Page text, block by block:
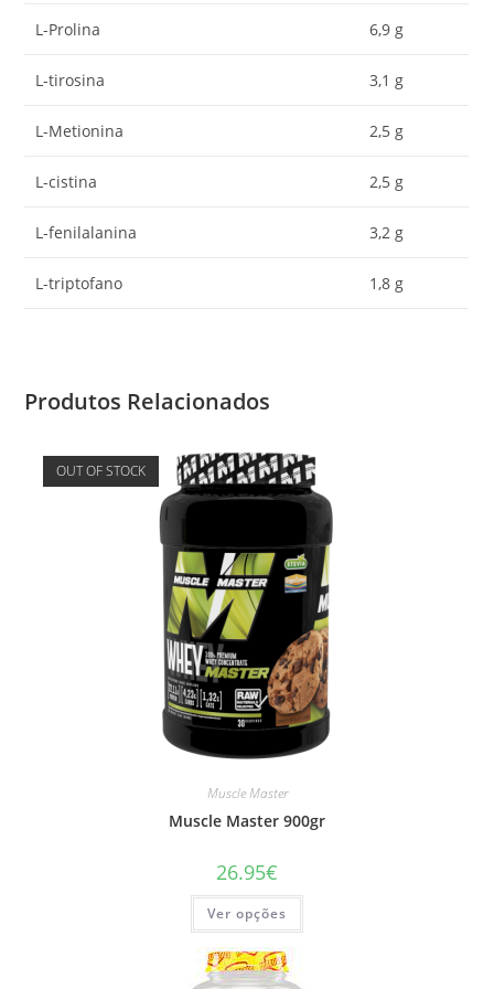
L-Prolina 6,9 g
L-tirosina 3,1 g
L-Metionina 2,5 g
L-cistina 2,5 g
L-fenilalanina 3,2 g
L-triptofano 1,8 g
Produtos Relacionados
OUT OF STOCK
Muscle Master
Muscle Master 900gr
26.95€
Ver opções
This
has